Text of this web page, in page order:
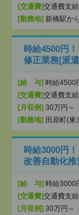
[交通費]交通費支
[勤務地] 新橋駅か
時給4500円
修正業務[派
[給 与] 時給4500
[交通費]交通費支給
[月収例] 30万円～
[勤務地] 田原町(東
時給3000円
改善自動化
[給 与] 時給3000
[交通費]交通費支給
[月収例] 30万円～